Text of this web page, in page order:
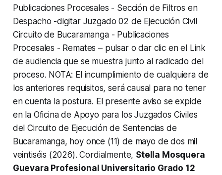
Publicaciones Procesales - Sección de Filtros en
Despacho -digitar Juzgado 02 de Ejecución Civil
Circuito de Bucaramanga - Publicaciones
Procesales - Remates – pulsar o dar clic en el Link
de audiencia que se muestra junto al radicado del
proceso. NOTA: El incumplimiento de cualquiera de
los anteriores requisitos, será causal para no tener
en cuenta la postura. El presente aviso se expide
en la Oficina de Apoyo para los Juzgados Civiles
del Circuito de Ejecución de Sentencias de
Bucaramanga, hoy once (11) de mayo de dos mil
veintiséis (2026). Cordialmente, Stella Mosquera
Guevara Profesional Universitario Grado 12